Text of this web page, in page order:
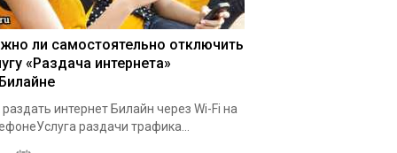
ли самостоятельно отключить
«Раздача интернета»
раздать интернет Билайн через Wi-Fi на
раздачи трафика...